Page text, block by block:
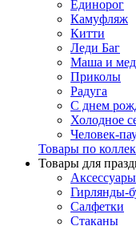
Единорог
Камуфляж
Китти
Леди Баг
Маша и
Приколы
Радуга
С днем
Холодное
Человек-
Товары по
Товары для
Аксессуары
Гирлянды-
Салфетки
Стаканы